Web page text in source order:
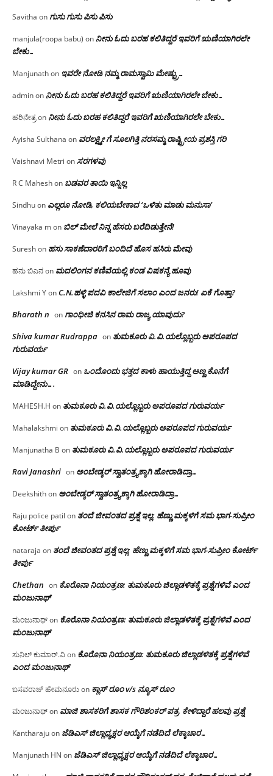
Savitha onಗುಸು ಗುಸು ಪಿಸು ಪಿಸು
manjula(roopa babu) on ನೀನು ಓದು ಬರಹ ಕಲಿತಿದ್ದರೆ ಇವರಿಗೆ ಋಣಿಯಾಗಿರಲೇ
ಬೇಕು…
Manjunathon ಇವರೇ‌ ನೋಡಿ‌ ನಮ್ಮ‌ ರಾಮಸ್ವಾಮಿ ಮೇಷ್ಟ್ರು…
adminon ನೀನು ಓದು ಬರಹ ಕಲಿತಿದ್ದರೆ ಇವರಿಗೆ ಋಣಿಯಾಗಿರಲೇ ಬೇಕು…
ಹರಿನೇತ್ರon ನೀನು ಓದು ಬರಹ ಕಲಿತಿದ್ದರೆ ಇವರಿಗೆ ಋಣಿಯಾಗಿರಲೇ ಬೇಕು…
Ayisha Sulthana on ವರಲಕ್ಷ್ಮೀ ಗೆ ಸೂಲಗಿತ್ತಿ ನರಸಮ್ಮ‌ ರಾಷ್ಟ್ರೀಯ ಪ್ರಶಸ್ತಿ ಗರಿ
Vaishnavi Metri onಸರಗಳವು
R C Maheshon ಬಡವರ ತಾಯಿ ಇನ್ನಿಲ್ಲ
Sindhuon ಎಲ್ಲರೂ ನೋಡಿ, ಕಲಿಯಬೇಕಾದ ‘ಒಳಿತು ಮಾಡು ಮನುಸಾ’
Vinayaka mon ಬಿಲ್ ಮೇಲೆ ನಿನ್ನ ಹೆಸರು ಬರೆದಿಡುತ್ತೇನೆ!
Sureshon ಹಸು ಸಾಕಣೆದಾರರಿಗೆ ಬಂದಿದೆ ಹೊಸ ಹಸಿರು ಮೇವು
ಹನು ಬಿಎನon ಮದಲಿಂಗನ ಕಣಿವೆಯಲ್ಲಿ ಕಂಡ ವಿಷಕನ್ಯೆ ಹೂವು
Lakshmi YonC.N.ಹಳ್ಳಿ ಪದವಿ ಕಾಲೇಜಿಗೆ ಸಲಾಂ‌ ಎಂದ ಜನರು! ಏಕೆ ಗೊತ್ತಾ?
Bharath n onಗಾಂಧೀಜಿ ಕನಸಿನ ರಾಮ ರಾಜ್ಯ ಯಾವುದು?
Shiva kumar Rudrappa on ತುಮಕೂರು‌ ವಿ.ವಿ.ಯಲ್ಲೊಬ್ಬರು ಅಪರೂಪದ
ಗುರುವರ್ಯ
Vijay kumar GR on ಒಂದೊಂದು ಭತ್ತದ ಕಾಳು ಹಾಯುತ್ತಿದ್ದ ಅಣ್ಣ ಕೊನೆಗೆ
ಮಾಡಿದ್ದೇನು….
MAHESH.H on ತುಮಕೂರು‌ ವಿ.ವಿ.ಯಲ್ಲೊಬ್ಬರು ಅಪರೂಪದ ಗುರುವರ್ಯ
Mahalakshmi on ತುಮಕೂರು‌ ವಿ.ವಿ.ಯಲ್ಲೊಬ್ಬರು ಅಪರೂಪದ ಗುರುವರ್ಯ
Manjunatha B on ತುಮಕೂರು‌ ವಿ.ವಿ.ಯಲ್ಲೊಬ್ಬರು ಅಪರೂಪದ ಗುರುವರ್ಯ
Ravi Janashri on ಅಂಬೇಡ್ಕರ್ ಸ್ವಾತಂತ್ರ್ಯಕ್ಕಾಗಿ ಹೋರಾಡಿದ್ರಾ…
Deekshithon ಅಂಬೇಡ್ಕರ್ ಸ್ವಾತಂತ್ರ್ಯಕ್ಕಾಗಿ ಹೋರಾಡಿದ್ರಾ…
Raju police patil on ತಂದೆ ಜೀವಂತದ ಪ್ರಶ್ನೆ ಇಲ್ಲ: ಹೆಣ್ಣು ಮಕ್ಕಳಿಗೆ ಸಮ ಭಾಗ-ಸುಪ್ರೀಂ
ಕೋರ್ಟ್ ತೀರ್ಪು
nataraja on ತಂದೆ ಜೀವಂತದ ಪ್ರಶ್ನೆ ಇಲ್ಲ: ಹೆಣ್ಣು ಮಕ್ಕಳಿಗೆ ಸಮ ಭಾಗ-ಸುಪ್ರೀಂ ಕೋರ್ಟ್
ತೀರ್ಪು
Chethan on ಕೊರೊನಾ ನಿಯಂತ್ರಣ: ತುಮಕೂರು ಜಿಲ್ಲಾಡಳಿತಕ್ಕೆ ಪ್ರಶ್ನೆಗಳಿವೆ ಎಂದ
ಮಂಜು‌ನಾಥ್
ಮಂಜುನಾಥ್on ಕೊರೊನಾ ನಿಯಂತ್ರಣ: ತುಮಕೂರು ಜಿಲ್ಲಾಡಳಿತಕ್ಕೆ ಪ್ರಶ್ನೆಗಳಿವೆ ಎಂದ
ಮಂಜು‌ನಾಥ್
ಸುನಿಲ್ ಕುಮಾರ್.ವಿon ಕೊರೊನಾ ನಿಯಂತ್ರಣ: ತುಮಕೂರು ಜಿಲ್ಲಾಡಳಿತಕ್ಕೆ ಪ್ರಶ್ನೆಗಳಿವೆ
ಎಂದ ಮಂಜು‌ನಾಥ್
ಬಸವರಾಜ್ ಹೇಮನೂರುon ಕ್ಲಾಸ್ ರೂಂ v/s ನ್ಯೂಸ್ ರೂಂ
ಮಂಜುನಾಥ್on ಮಾಜಿ ಶಾಸಕರಿಗೆ ಶಾಸಕ ಗೌರಿಶಂಕರ್ ಪತ್ರ, ಕೇಳಿದ್ದಾರೆ ಹಲವು ಪ್ರಶ್ನೆ
Kantharajuon ಜೆಡಿಎಸ್ ಜಿಲ್ಲಾಧ್ಯಕ್ಷರ ಆಯ್ಕೆಗೆ ನಡೆದಿದೆ ಲೆಕ್ಕಾಚಾರ…
Manjunath HN on ಜೆಡಿಎಸ್ ಜಿಲ್ಲಾಧ್ಯಕ್ಷರ ಆಯ್ಕೆಗೆ ನಡೆದಿದೆ ಲೆಕ್ಕಾಚಾರ…